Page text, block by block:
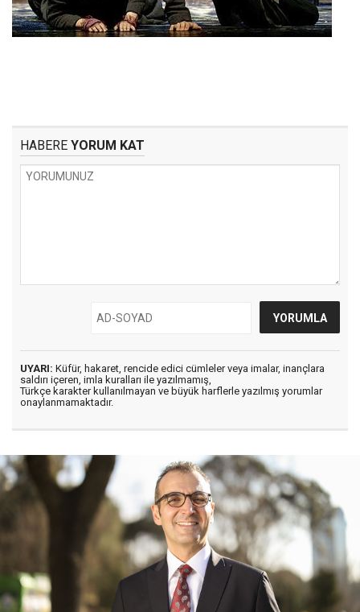
HABERE YORUM KAT
UYARI: Küfür, hakaret, rencide edici cümleler veya imalar, inançlara
saldırı içeren, imla kuralları ile yazılmamış,
Türkçe karakter kullanılmayan ve büyük harflerle yazılmış yorumlar
onaylanmamaktadır.